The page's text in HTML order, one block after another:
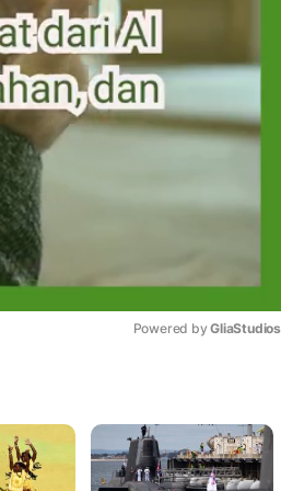
Powered by GliaStudios